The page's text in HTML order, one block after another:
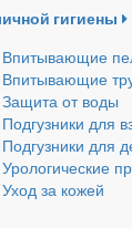
гигиены
Впитывающие
Впитывающие
Защита от воды
Подгузники для
Подгузники для
Урологические
Уход за кожей